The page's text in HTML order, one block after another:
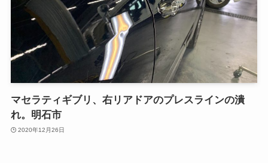
マセラティギブリ、右リアドアのプレスラインの潰
れ。明石市
2020年12月26日